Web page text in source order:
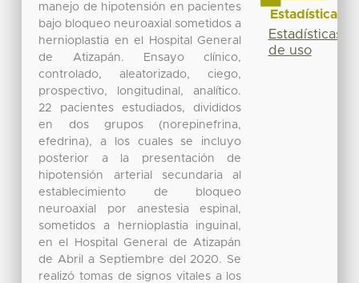
manejo de hipotensión en pacientes
bajo bloqueo neuroaxial sometidos a
hernioplastia en el Hospital General
de Atizapán. Ensayo clínico,
controlado, aleatorizado, ciego,
prospectivo, longitudinal, analítico.
22 pacientes estudiados, divididos
en dos grupos (norepinefrina,
efedrina), a los cuales se incluyo
posterior a la presentación de
hipotensión arterial secundaria al
establecimiento de bloqueo
neuroaxial por anestesia espinal,
sometidos a hernioplastia inguinal,
en el Hospital General de Atizapán
de Abril a Septiembre del 2020. Se
realizó tomas de signos vitales a los
Estadísticas
Estadísticas
de uso